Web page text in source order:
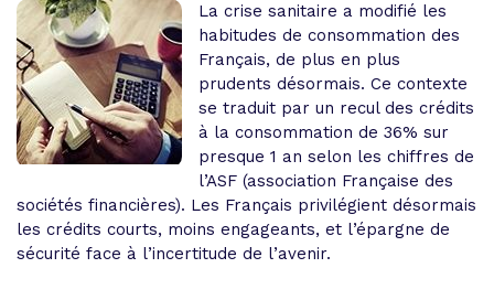
La crise sanitaire a modifié les
habitudes de consommation des
Français, de plus en plus
prudents désormais. Ce contexte
se traduit par un recul des crédits
à la consommation de 36% sur
presque 1 an selon les chiffres de
l’ASF (association Française des
sociétés financières). Les Français privilégient désormais
les crédits courts, moins engageants, et l’épargne de
sécurité face à l’incertitude de l’avenir.